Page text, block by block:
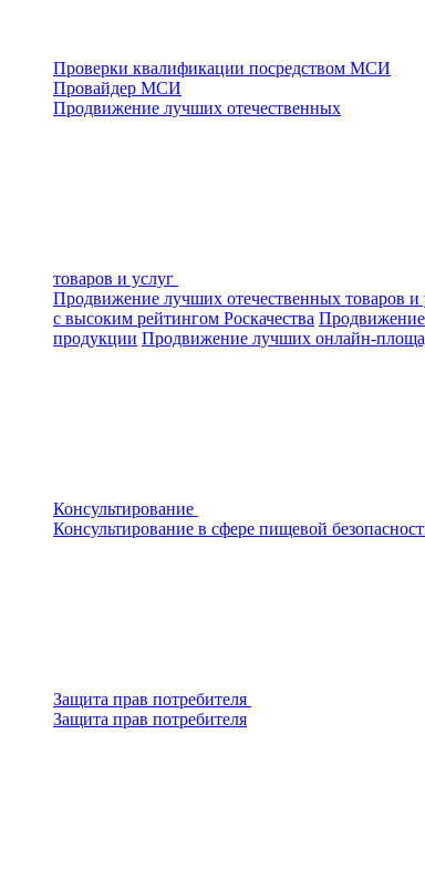
Проверки квалификации посредством МСИ
Провайдер МСИ
Продвижение лучших отечественных
товаров и услуг
Продвижение лучших отечественных товаров и
с высоким рейтингом Роскачества Продвижение
продукции Продвижение лучших онлайн-
Консультирование
Консультирование в сфере пищевой
Защита прав потребителя
Защита прав потребителя